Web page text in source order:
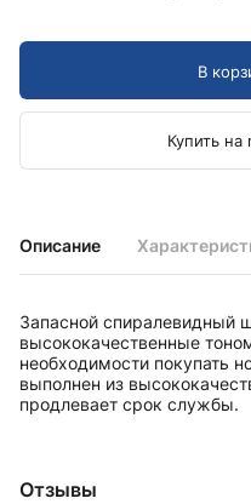
Описание
Запасной спиралевидный
высококачественные
необходимости покупать
выполнен из
продлевает срок службы.
Отзывы
В
Купить